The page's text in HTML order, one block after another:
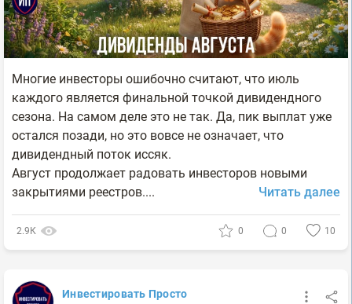
Многие инвесторы ошибочно считают, что июль
каждого является финальной точкой дивидендного
сезона. На самом деле это не так. Да, пик выплат уже
остался позади, но это вовсе не означает, что
дивидендный поток иссяк.
Август продолжает радовать инвесторов новыми
закрытиями реестров....
Читать далее
2.9К 0 0 10
Инвестировать Просто